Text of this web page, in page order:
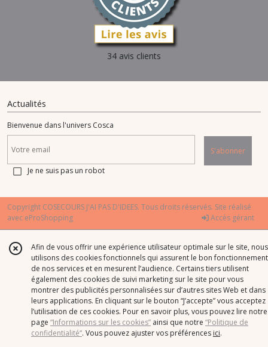
34 avis clients
Actualités
Bienvenue dans l'univers Cosca
S'abonner
Je ne suis pas un robot
Copyright COSECOURS J'AI PAS D'IDEES. Tous droits réservés. Site réalisé
avec eProShopping Accès gérant
Afin de vous offrir une expérience utilisateur optimale sur le site, nous
utilisons des cookies fonctionnels qui assurent le bon fonctionnement
de nos services et en mesurent l’audience. Certains tiers utilisent
également des cookies de suivi marketing sur le site pour vous
montrer des publicités personnalisées sur d’autres sites Web et dans
leurs applications. En cliquant sur le bouton “J’accepte” vous acceptez
l’utilisation de ces cookies. Pour en savoir plus, vous pouvez lire notre
page “Informations sur les cookies” ainsi que notre “Politique de
confidentialité“. Vous pouvez ajuster vos préférences ici.